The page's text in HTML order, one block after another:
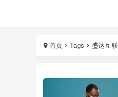
首页 Tags 盛达互联